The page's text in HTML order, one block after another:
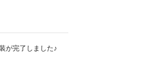
が完了しました♪